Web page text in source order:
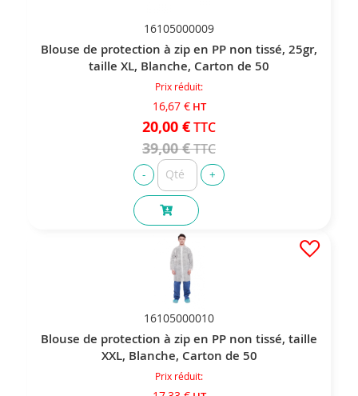
16105000009
Blouse de protection à zip en PP non tissé, 25gr,
taille XL, Blanche, Carton de 50
Prix réduit
16,67 €
20,00 €
39,00 €
16105000010
Blouse de protection à zip en PP non tissé, taille
XXL, Blanche, Carton de 50
Prix réduit